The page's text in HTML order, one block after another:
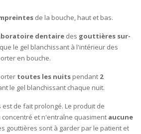
de la bouche, haut et bas.
dentaire des gouttières sur-
le gel blanchissant à l'intérieur des
en bouche.
toutes les nuits pendant 2
le gel blanchissant chaque nuit.
est de fait prolongé. Le produit de
et n'entraîne quasiment aucune
gouttières sont à garder par le patient et